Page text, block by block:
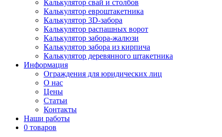
Калькулятор свай и столбов
Калькулятор евроштакетника
Калькулятор 3D-забора
Калькулятор распашных ворот
Калькулятор забора-жалюзи
Калькулятор забора из кирпича
Калькулятор деревянного штакетника
Информация
Ограждения для юридических лиц
О нас
Цены
Статьи
Контакты
Наши работы
0 товаров